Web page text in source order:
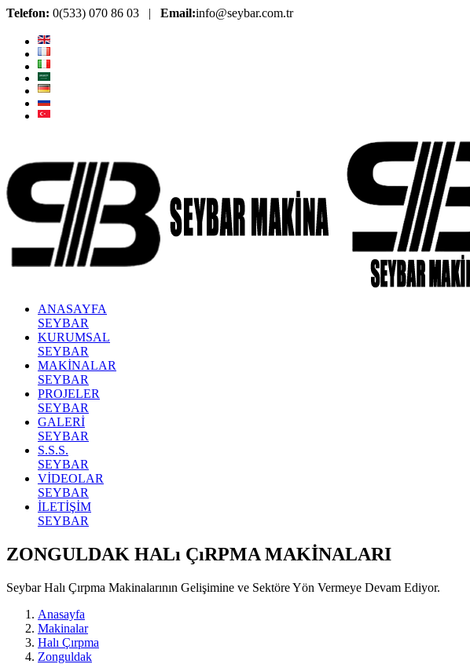
Telefon: 0(533) 070 86 03 | Email:info@seybar.com.tr
ANASAYFA
SEYBAR
KURUMSAL
SEYBAR
MAKİNALAR
SEYBAR
PROJELER
SEYBAR
GALERİ
SEYBAR
S.S.S.
SEYBAR
VİDEOLAR
SEYBAR
İLETİŞİM
SEYBAR
ZONGULDAK HALı ÇıRPMA MAKİNALARI
Seybar Halı Çırpma Makinalarının Gelişimine ve Sektöre Yön Vermeye Devam Ediyor.
Anasayfa
Makinalar
Halı Çırpma
Zonguldak